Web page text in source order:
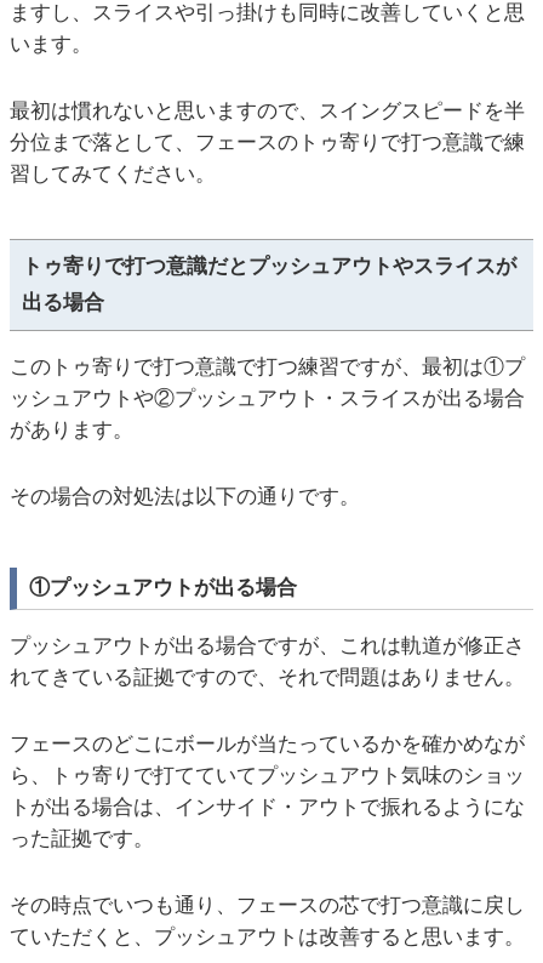
ますし、スライスや引っ掛けも同時に改善していくと思
います。
最初は慣れないと思いますので、スイングスピードを半
分位まで落として、フェースのトゥ寄りで打つ意識で練
習してみてください。
トゥ寄りで打つ意識だとプッシュアウトやスライスが
出る場合
このトゥ寄りで打つ意識で打つ練習ですが、最初は①プ
ッシュアウトや②プッシュアウト・スライスが出る場合
があります。
その場合の対処法は以下の通りです。
①プッシュアウトが出る場合
プッシュアウトが出る場合ですが、これは軌道が修正さ
れてきている証拠ですので、それで問題はありません。
フェースのどこにボールが当たっているかを確かめなが
ら、トゥ寄りで打てていてプッシュアウト気味のショッ
トが出る場合は、インサイド・アウトで振れるようにな
った証拠です。
その時点でいつも通り、フェースの芯で打つ意識に戻し
ていただくと、プッシュアウトは改善すると思います。